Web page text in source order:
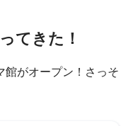
てきた！
館がオープン！さっそ